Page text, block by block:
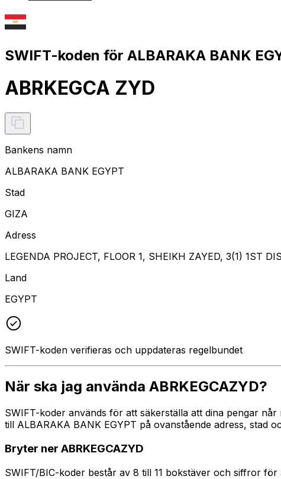
SWIFT-koden för ALBARAKA BANK
ABRKEGCA ZYD
Bankens namn
ALBARAKA BANK EGYPT
Stad
GIZA
Adress
LEGENDA PROJECT, FLOOR 1, SHEIKH ZAYED, 3(1) 1ST
Land
EGYPT
SWIFT-koden verifieras och uppdateras regelbundet
När ska jag använda ABRKEGCAZYD?
SWIFT-koder används för att säkerställa att dina pengar
till ALBARAKA BANK EGYPT på ovanstående adress, stad
Bryter ner ABRKEGCAZYD
SWIFT/BIC-koder består av 8 till 11 bokstäver och siffror